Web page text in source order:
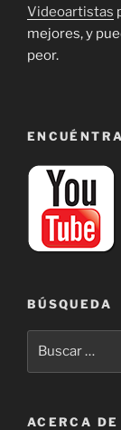
Videoartistas
mejores, y
peor.
BÚSQUEDA
ACERCA